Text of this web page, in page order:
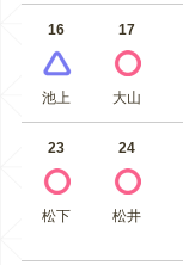
16
池上
17
大山
23
松下
24
松井